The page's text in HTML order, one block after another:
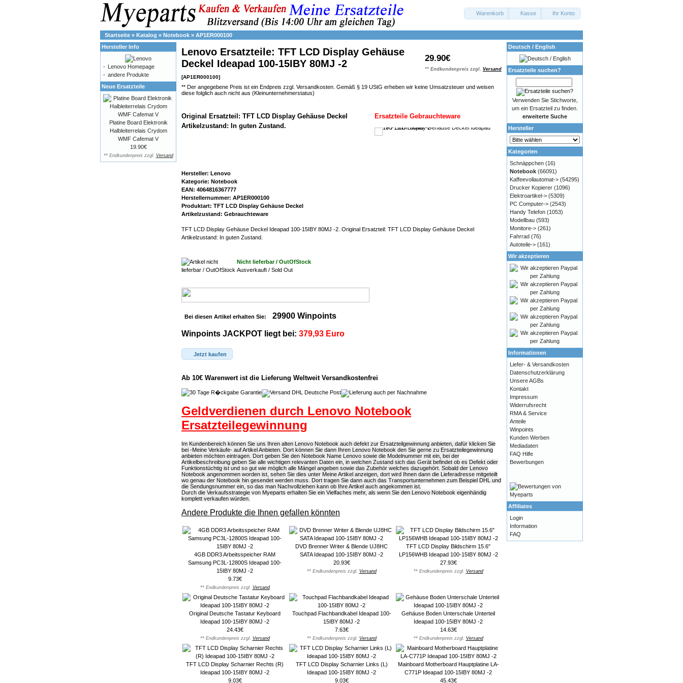
Warenkorb Kasse Ihr Konto
Startseite » Katalog » Notebook » AP1ER000100
29.90€
** Endkundenpreis zzgl. Versand
Lenovo Ersatzteile: TFT LCD Display Gehäuse
Deckel Ideapad 100-15IBY 80MJ -2
[AP1ER000100]
** Der angegebene Preis ist ein Endpreis zzgl. Versandkosten. Gemäß § 19 UStG erheben wir keine Umsatzsteuer und weisen
diese folglich auch nicht aus (Kleinunternehmerstatus)
Ersatzteile Gebrauchteware
Original Ersatzteil: TFT LCD Display Gehäuse Deckel
Artikelzustand: In guten Zustand.
Hersteller: Lenovo
Kategorie: Notebook
EAN: 4064816367777
Herstellernummer: AP1ER000100
Produktart: TFT LCD Display Gehäuse Deckel
Artikelzustand: Gebrauchteware
TFT LCD Display Gehäuse Deckel Ideapad 100-15IBY 80MJ -2. Original Ersatzteil: TFT LCD Display Gehäuse Deckel
Artikelzustand: In guten Zustand.
Nicht lieferbar / OutOfStock
Ausverkauft / Sold Out
Bei diesen Artikel erhalten Sie: 29900 Winpoints
Winpoints JACKPOT liegt bei: 379,93 Euro
Jetzt kaufen
Ab 10€ Warenwert ist die Lieferung Weltweit Versandkostenfrei
Geldverdienen durch Lenovo Notebook
Ersatzteilegewinnung
Im Kundenbereich können Sie uns Ihren alten Lenovo Notebook auch defekt zur Ersatzteilgewinnung anbieten, dafür klicken Sie
bei -Meine Verkäufe- auf Artikel Anbieten. Dort können Sie dann Ihren Lenovo Notebook den Sie gerne zu Ersatzteilegewinnung
anbieten möchten eintragen. Dort geben Sie den Notebook Name Lenovo sowie die Modelnummer mit ein, bei der
Artikelbeschreibung geben Sie alle wichtigen relevanten Daten ein, in welchen Zustand sich das Gerät befindet ob es Defekt oder
Funktionstüchtig ist und so gut wie möglich alle Mängel angeben sowie das Zubehör welches dazugehört. Sobald der Lenovo
Notebook angenommen worden ist, sehen Sie dies unter Meine Artikel anzeigen, dort wird Ihnen dann die Lieferadresse mitgeteilt
wo genau der Notebook hin gesendet werden muss. Dort tragen Sie dann auch das Transportunternehmen zum Beispiel DHL und
die Sendungsnummer ein, so das man Nachvollziehen kann ob Ihre Artikel auch angekommen ist.
Durch die Verkaufsstrategie von Myeparts erhalten Sie ein Vielfaches mehr, als wenn Sie den Lenovo Notebook eigenhändig
komplett verkaufen würden.
Andere Produkte die Ihnen gefallen könnten
4GB DDR3 Arbeitsspeicher RAM
Samsung PC3L-12800S Ideapad 100-
15IBY 80MJ -2
9.73€
** Endkundenpreis zzgl. Versand
DVD Brenner Writer & Blende UJ8HC
SATA Ideapad 100-15IBY 80MJ -2
20.93€
** Endkundenpreis zzgl. Versand
TFT LCD Display Bildschirm 15.6"
LP156WHB Ideapad 100-15IBY 80MJ -2
27.93€
** Endkundenpreis zzgl. Versand
Original Deutsche Tastatur Keyboard
Ideapad 100-15IBY 80MJ -2
24.43€
** Endkundenpreis zzgl. Versand
Touchpad Flachbandkabel Ideapad 100-
15IBY 80MJ -2
7.63€
** Endkundenpreis zzgl. Versand
Gehäuse Boden Unterschale Unterteil
Ideapad 100-15IBY 80MJ -2
14.63€
** Endkundenpreis zzgl. Versand
TFT LCD Display Scharnier Rechts (R)
Ideapad 100-15IBY 80MJ -2
9.03€
TFT LCD Display Scharnier Links (L)
Ideapad 100-15IBY 80MJ -2
9.03€
Mainboard Motherboard Hauptplatine LA-
C771P Ideapad 100-15IBY 80MJ -2
45.43€
Hersteller Info
- Lenovo Homepage
- andere Produkte
Neue Ersatzteile
Platine Board Elektronik
Halbleiterrelais Crydom
WMF Cafemat V
19.90€
** Endkundenpreis zzgl. Versand
Deutsch / English
Ersatzteile suchen?
Verwenden Sie Stichworte,
um ein Ersatzteil zu finden.
erweiterte Suche
Hersteller
Kategorien
Schnäppchen (16)
Notebook (66091)
Kaffeevollautomat-> (54295)
Drucker Kopierer (1096)
Elektroartikel-> (5309)
PC Computer-> (2543)
Handy Telefon (1053)
Modellbau (593)
Monitore-> (261)
Fahrrad (76)
Autoteile-> (161)
Wir akzeptieren
Informationen
Liefer- & Versandkosten
Datenschutzerklärung
Unsere AGBs
Kontakt
Impressum
Widerrufsrecht
RMA & Service
Anteile
Winpoints
Kunden Werben
Mediadaten
FAQ Hilfe
Bewerbungen
Affiliates
Login
Information
FAQ